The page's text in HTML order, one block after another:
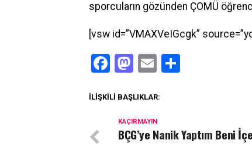
sporcuların gözünden ÇOMÜ
[vsw id=”VMAXVeIGcgk”
Facebook
Mastodon
Email
İLIŞKILI BAŞLIKLAR:
KAÇIRMAYIN
BÇG’ye Nanik Yaptım Beni